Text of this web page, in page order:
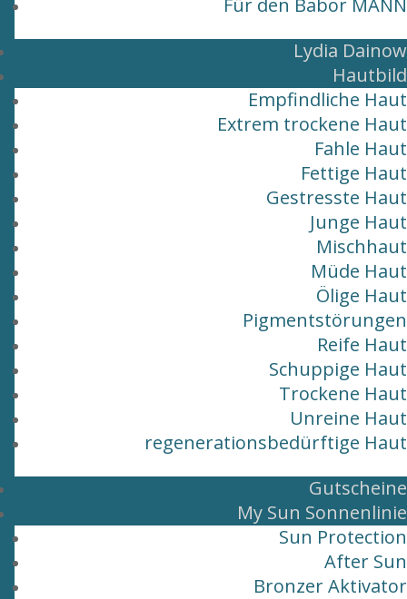
Für den Babor MANN
Lydia Dainow
Hautbild
Empfindliche Haut
Extrem trockene Haut
Fahle Haut
Fettige Haut
Gestresste Haut
Junge Haut
Mischhaut
Müde Haut
Ölige Haut
Pigmentstörungen
Reife Haut
Schuppige Haut
Trockene Haut
Unreine Haut
regenerationsbedürftige Haut
Gutscheine
My Sun Sonnenlinie
Sun Protection
After Sun
Bronzer Aktivator